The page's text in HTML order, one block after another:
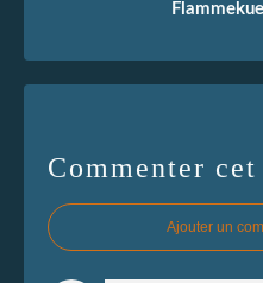
Commenter
Ajouter un